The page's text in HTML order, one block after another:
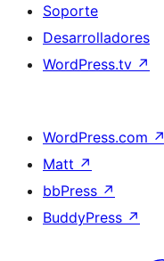
Soporte
Desarrolladores
WordPress.tv ↗
WordPress.com ↗
Matt ↗
bbPress ↗
BuddyPress ↗